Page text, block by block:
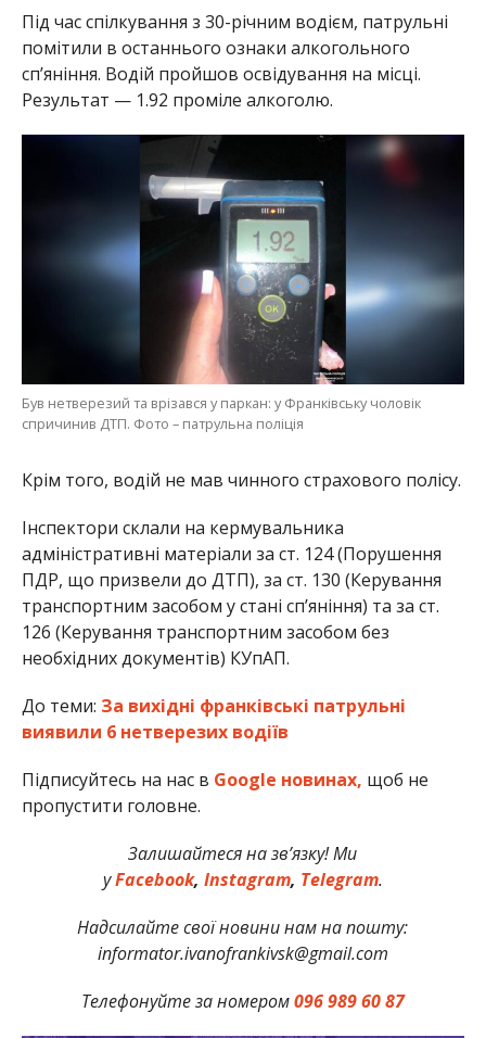
Під час спілкування з 30-річним водієм, патрульні
помітили в останнього ознаки алкогольного
сп’яніння. Водій пройшов освідування на місці.
Результат — 1.92 проміле алкоголю.
Був нетверезий та врізався у паркан: у Франківську чоловік
спричинив ДТП. Фото – патрульна поліція
Крім того, водій не мав чинного страхового полісу.
Інспектори склали на кермувальника
адміністративні матеріали за ст. 124 (Порушення
ПДР, що призвели до ДТП), за ст. 130 (Керування
транспортним засобом у стані спʼяніння) та за ст.
126 (Керування транспортним засобом без
необхідних документів) КУпАП.
До теми: За вихідні франківські патрульні
виявили 6 нетверезих водіїв
Підписуйтесь на нас в Google новинах, щоб не
пропустити головне.
Залишайтеся на зв’язку! Ми
уFacebook, Instagram, Telegram.
Надсилайте свої новини нам на пошту:
informator.ivanofrankivsk@gmail.com
Телефонуйте за номером096 989 60 87